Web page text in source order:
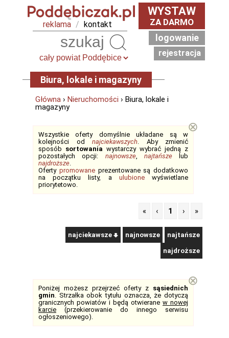
reklama / kontakt
WYSTAW
ZA DARMO
logowanie
rejestracja
Biura, lokale i magazyny
Główna › Nieruchomości › Biura, lokale i
magazyny
Wszystkie oferty domyślnie układane są w
kolejności od najciekawszych. Aby zmienić
sposób sortowania wystarczy wybrać jedną z
pozostałych opcji: najnowsze, najtańszelub
najdroższe.
Oferty promowaneprezentowane są dodatkowo
na początku listy, a ulubionewyświetlane
priorytetowo.
⊗
« ‹ 1 › »
najciekawsze najnowsze najtańsze
najdroższe
Poniżej możesz przejrzeć oferty z sąsiednich
gmin. Strzałka obok tytułu oznacza, że dotyczą
granicznych powiatów i będą otwierane w nowej
karcie (przekierowanie do innego serwisu
ogłoszeniowego).
⊗